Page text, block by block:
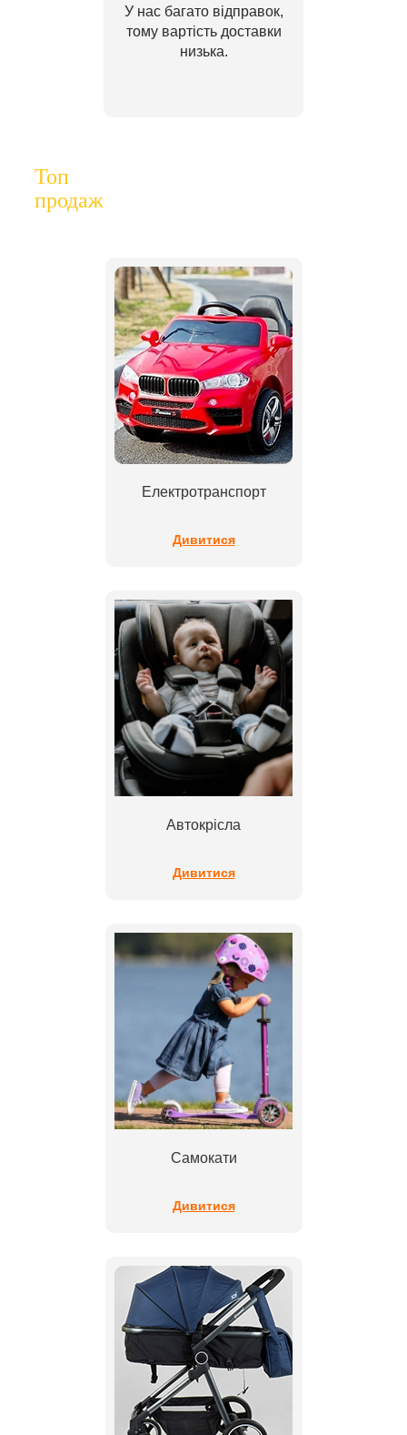
У нас багато відправок,
тому вартість доставки
низька.
Топ
продаж
Електротранспорт
Дивитися
Автокрісла
Дивитися
Самокати
Дивитися